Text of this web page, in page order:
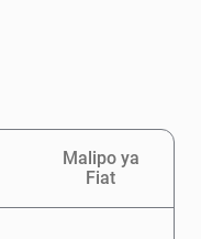
Malipo ya
Fiat